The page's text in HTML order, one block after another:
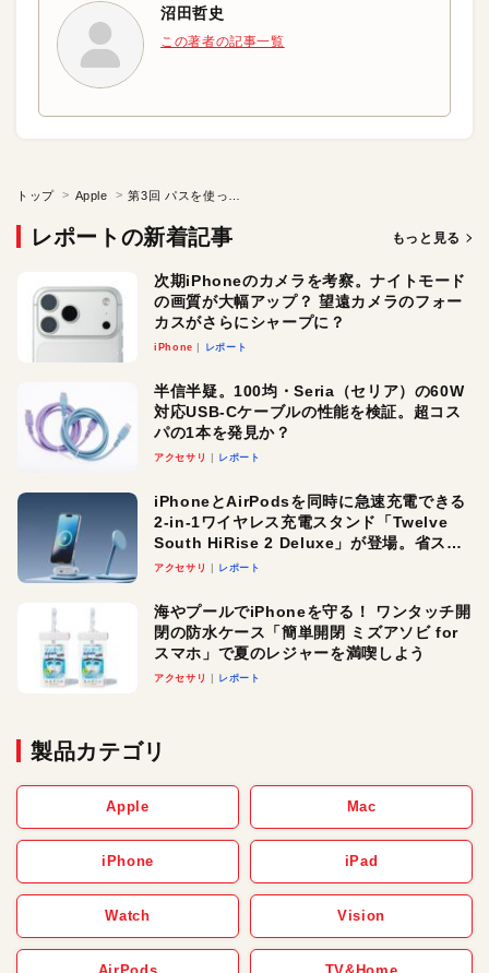
沼田哲史
この著者の記事一覧
トップ Apple 第3回 パスを使って本格的にラクガキする
レポートの新着記事 もっと見る
次期iPhoneのカメラを考察。ナイトモード
の画質が大幅アップ？ 望遠カメラのフォー
カスがさらにシャープに？
iPhone レポート
半信半疑。100均・Seria（セリア）の60W
対応USB-Cケーブルの性能を検証。超コス
パの1本を発見か？
アクセサリ レポート
iPhoneとAirPodsを同時に急速充電できる
2-in-1ワイヤレス充電スタンド「Twelve
South HiRise 2 Deluxe」が登場。省スペ
ースでおしゃれに充電したい人にオスス
アクセサリ レポート
海やプールでiPhoneを守る！ ワンタッチ開
閉の防水ケース「簡単開閉 ミズアソビ for
スマホ」で夏のレジャーを満喫しよう
アクセサリ レポート
製品カテゴリ
Apple Mac
iPhone iPad
Watch Vision